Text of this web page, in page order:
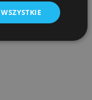
SPANISH
FRENCH